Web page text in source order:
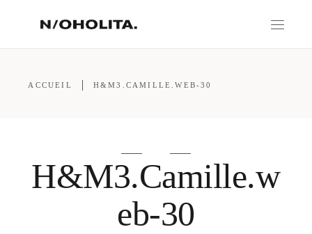
ACCUEIL H&M3.CAMILLE.WEB-30
H&M3.Camille.w
eb-30